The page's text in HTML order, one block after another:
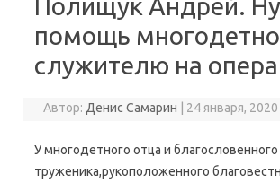
Полищук Андрей.
помощь
служителю на
Автор: Денис Самарин 24 января, 2020
У многодетного отца и благословенного
труженика,рукоположенного